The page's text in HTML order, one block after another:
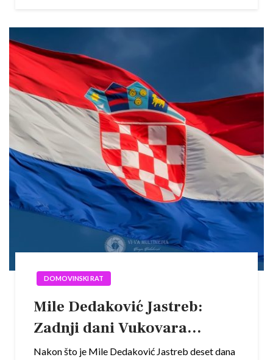
DOMOVINSKI RAT
Mile Dedaković Jastreb:
Zadnji dani Vukovara…
Nakon što je Mile Dedaković Jastreb deset dana